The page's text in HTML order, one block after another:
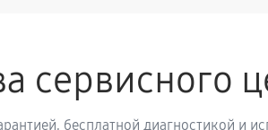
сервисного
бесплатной диагностикой и